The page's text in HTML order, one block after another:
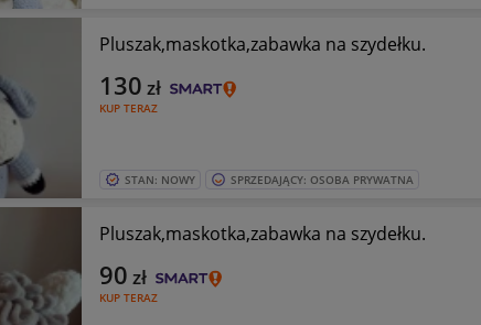
Pluszak,maskotka,zabawka na szydełku.
KUP TERAZ
130 zł
STAN: NOWY SPRZEDAJĄCY: OSOBA PRYWATNA
Pluszak,maskotka,zabawka na szydełku.
KUP TERAZ
90 zł